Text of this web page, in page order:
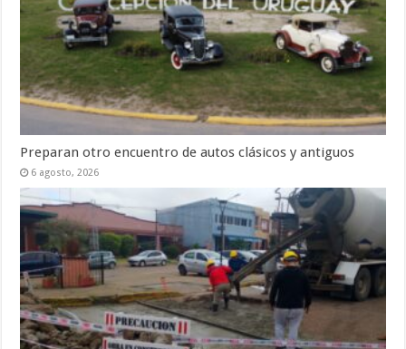
Preparan otro encuentro de autos clásicos y antiguos
6 agosto, 2026